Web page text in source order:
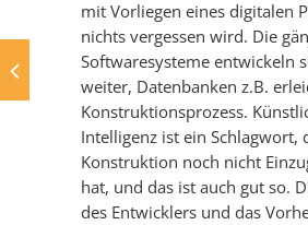
mit Vorliegen eines digitalen
nichts vergessen wird. Die
Softwaresysteme entwickeln
weiter, Datenbanken z.B.
Konstruktionsprozess.
Intelligenz ist ein Schlagwort,
Konstruktion noch nicht
hat, und das ist auch gut so.
des Entwicklers und das